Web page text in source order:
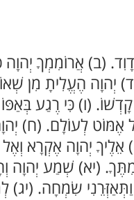
(ב) אֲרוֹמִמְךָ יְהוָה
יְהוָה הֶעֱלִיתָ מִן
קָדְשׁוֹ. (ו) כִּי רֶגַע
אֶמּוֹט לְעוֹלָם. (ח)
יְהוָה אֶקְרָא
(יא) שְׁמַע יְהוָה
שִׂמְחָה. (יג)